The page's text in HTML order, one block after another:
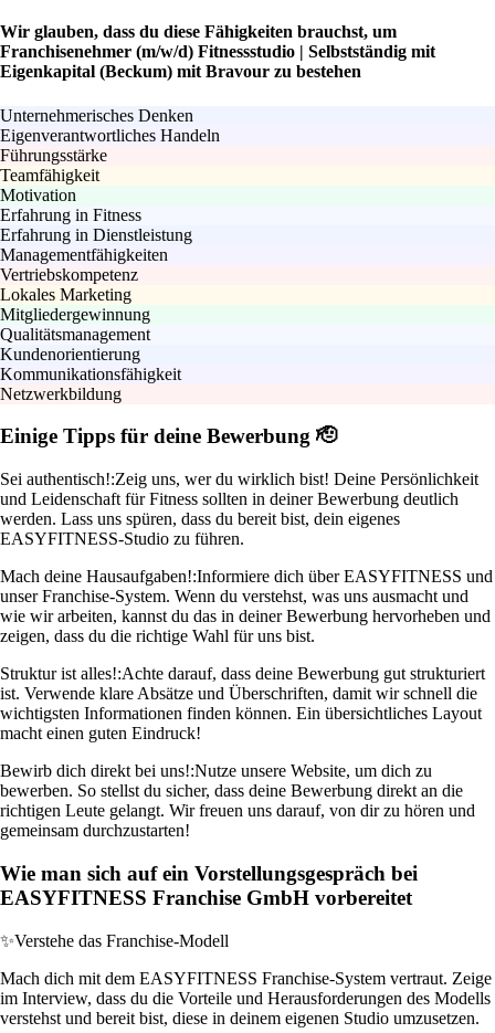
Wir glauben, dass du diese Fähigkeiten brauchst, um
Franchisenehmer (m/w/d) Fitnessstudio | Selbstständig mit
Eigenkapital (Beckum) mit Bravour zu bestehen
Unternehmerisches Denken
Eigenverantwortliches Handeln
Führungsstärke
Teamfähigkeit
Motivation
Erfahrung in Fitness
Erfahrung in Dienstleistung
Managementfähigkeiten
Vertriebskompetenz
Lokales Marketing
Mitgliedergewinnung
Qualitätsmanagement
Kundenorientierung
Kommunikationsfähigkeit
Netzwerkbildung
Einige Tipps für deine Bewerbung 🫡
Sei authentisch!:Zeig uns, wer du wirklich bist! Deine Persönlichkeit
und Leidenschaft für Fitness sollten in deiner Bewerbung deutlich
werden. Lass uns spüren, dass du bereit bist, dein eigenes
EASYFITNESS-Studio zu führen.
Mach deine Hausaufgaben!:Informiere dich über EASYFITNESS und
unser Franchise-System. Wenn du verstehst, was uns ausmacht und
wie wir arbeiten, kannst du das in deiner Bewerbung hervorheben und
zeigen, dass du die richtige Wahl für uns bist.
Struktur ist alles!:Achte darauf, dass deine Bewerbung gut strukturiert
ist. Verwende klare Absätze und Überschriften, damit wir schnell die
wichtigsten Informationen finden können. Ein übersichtliches Layout
macht einen guten Eindruck!
Bewirb dich direkt bei uns!:Nutze unsere Website, um dich zu
bewerben. So stellst du sicher, dass deine Bewerbung direkt an die
richtigen Leute gelangt. Wir freuen uns darauf, von dir zu hören und
gemeinsam durchzustarten!
Wie man sich auf ein Vorstellungsgespräch bei
EASYFITNESS Franchise GmbH vorbereitet
✨Verstehe das Franchise-Modell
Mach dich mit dem EASYFITNESS Franchise-System vertraut. Zeige
im Interview, dass du die Vorteile und Herausforderungen des Modells
verstehst und bereit bist, diese in deinem eigenen Studio umzusetzen.